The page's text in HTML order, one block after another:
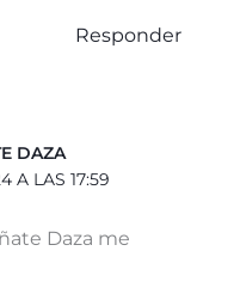
Responder
DAZA
A LAS 17:59
Daza me